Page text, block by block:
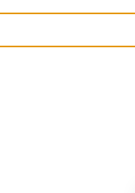
Cable Mount Plug